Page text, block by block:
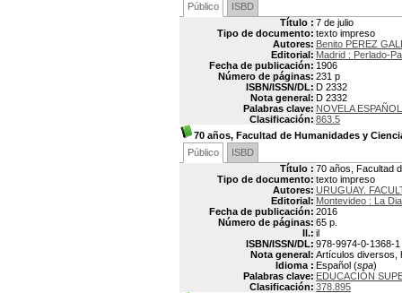
Público
ISBD
Título : 7 de julio
Tipo de documento: texto impreso
Autores: Benito PEREZ
Editorial: Madrid : Perlado-
Fecha de publicación: 1906
Número de páginas: 231 p
ISBN/ISSN/DL: D 2332
Nota general: D 2332
Palabras clave: NOVELA
Clasificación: 863.5
70 años, Facultad de Humanidades y
Público
ISBD
Título : 70 años, Facultad
Tipo de documento: texto impreso
Autores: URUGUAY.
Editorial: Montevideo : La
Fecha de publicación: 2016
Número de páginas: 65 p.
Il.: il
ISBN/ISSN/DL: 978-9974-0-1368-1
Nota general: Artículos diversos,
Idioma : Español (spa)
Palabras clave: EDUCACIÓN
Clasificación: 378.895